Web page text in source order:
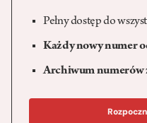
Pełny dostęp do
Każdy nowy numer
Archiwum numerów